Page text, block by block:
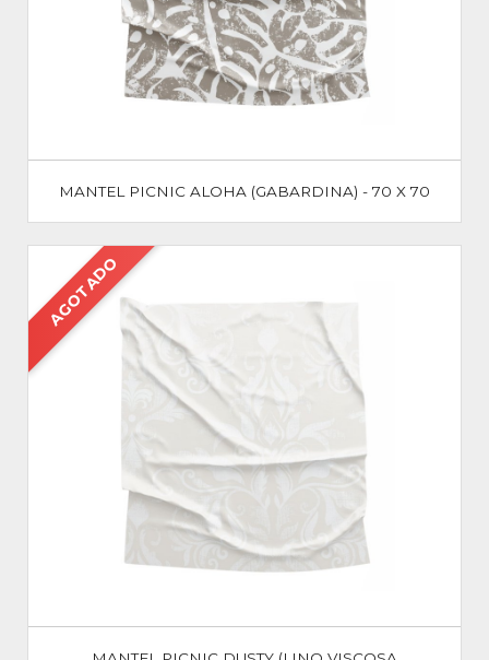
MANTEL PICNIC ALOHA (GABARDINA) - 70 X 70
AGOTADO